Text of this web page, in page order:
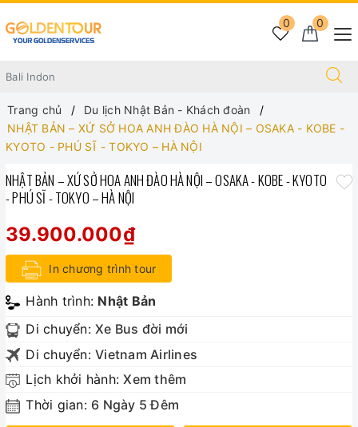
0
0
Trang chủ
Du lịch Nhật Bản - Khách đoàn
NHẬT BẢN – XỨ SỞ HOA ANH ĐÀO HÀ NỘI – OSAKA - KOBE -
KYOTO - PHÚ SĨ - TOKYO – HÀ NỘI
NHẬT BẢN – XỨ SỞ HOA ANH ĐÀO HÀ NỘI – OSAKA - KOBE - KYOTO
- PHÚ SĨ - TOKYO – HÀ NỘI
39.900.000₫
In chương trình tour
Hành trình: Nhật Bản
Di chuyển: Xe Bus đời mới
Di chuyển: Vietnam Airlines
Lịch khởi hành:Xem thêm
Thời gian: 6 Ngày 5 Đêm